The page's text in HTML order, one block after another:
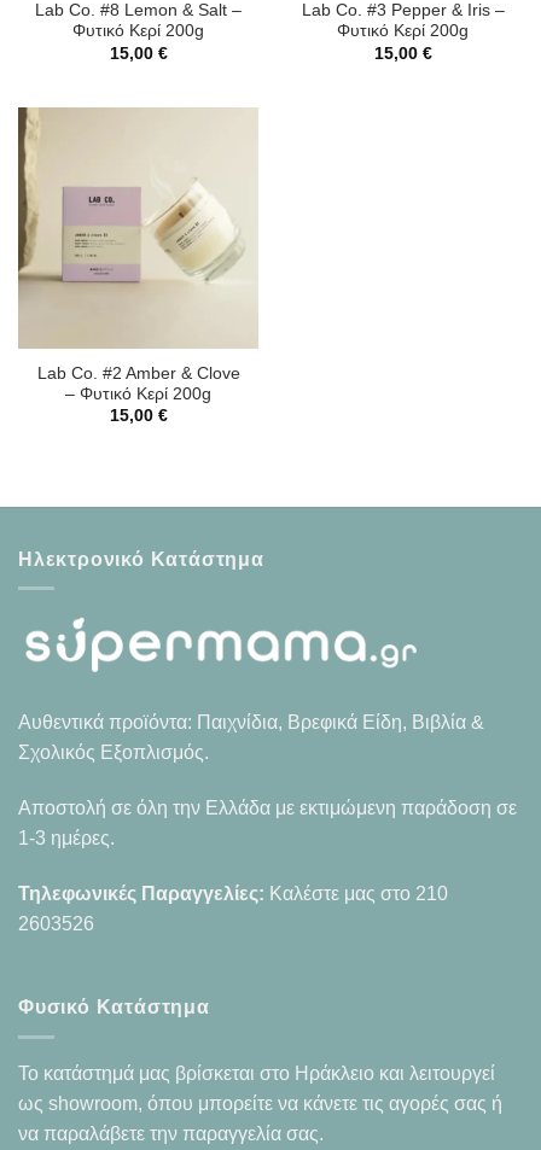
Lab Co. #8 Lemon & Salt –
Φυτικό Κερί 200g
15,00 €
Lab Co. #3 Pepper & Iris –
Φυτικό Κερί 200g
15,00 €
Lab Co. #2 Amber & Clove
– Φυτικό Κερί 200g
15,00 €
Ηλεκτρονικό Κατάστημα
Αυθεντικά προϊόντα: Παιχνίδια, Βρεφικά Είδη, Βιβλία &
Σχολικός Εξοπλισμός.
Αποστολή σε όλη την Ελλάδα με εκτιμώμενη παράδοση σε
1-3 ημέρες.
Τηλεφωνικές Παραγγελίες: Καλέστε μας στο 210
2603526
Φυσικό Κατάστημα
Το κατάστημά μας βρίσκεται στο Ηράκλειο και λειτουργεί
ως showroom, όπου μπορείτε να κάνετε τις αγορές σας ή
να παραλάβετε την παραγγελία σας.